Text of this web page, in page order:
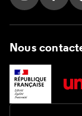
Suivez nous
Nous